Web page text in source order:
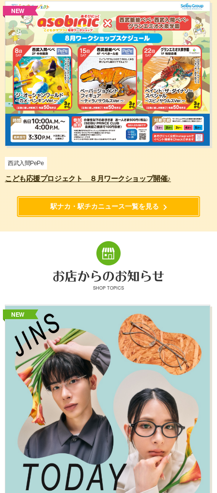
NEW
西武入間PePe
こども応援プロジェクト ８月ワークショップ開催♪
駅ナカ・駅チカニュース一覧を見る
SHOP TOPICS
NEW